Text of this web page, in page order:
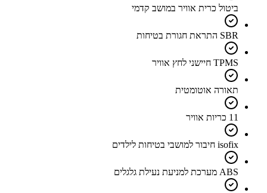
ביטול כרית אוויר במושב קדמי
SBR התראת חגורת בטיחות
TPMS חיישני לחץ אוויר
תאורה אוטומטית
11 כריות אוויר
isofix חיבור למושבי בטיחות לילדים
ABS מערכת למניעת נעילת גלגלים